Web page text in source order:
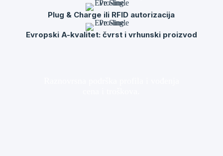
Plug & Charge ili RFID autorizacija
Evropski A-kvalitet: čvrst i vrhunski proizvod